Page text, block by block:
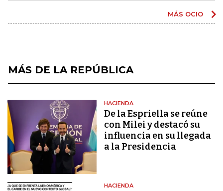
MÁS OCIO
MÁS DE LA REPÚBLICA
HACIENDA
De la Espriella se reúne
con Milei y destacó su
influencia en su llegada
a la Presidencia
HACIENDA